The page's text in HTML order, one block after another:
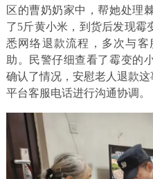
区的曹奶奶家中，帮她处理
了5斤黄小米，到货后发现霉
悉网络退款流程，多次与
助。民警仔细查看了霉变的
确认了情况，安慰老人退款
平台客服电话进行沟通协调。